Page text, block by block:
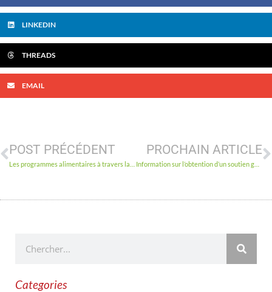
LINKEDIN
THREADS
EMAIL
POST PRÉCÉDENT PROCHAIN ARTICLE
Information sur l’obtention d’un soutien gouvernemental – COVID-19
Categories